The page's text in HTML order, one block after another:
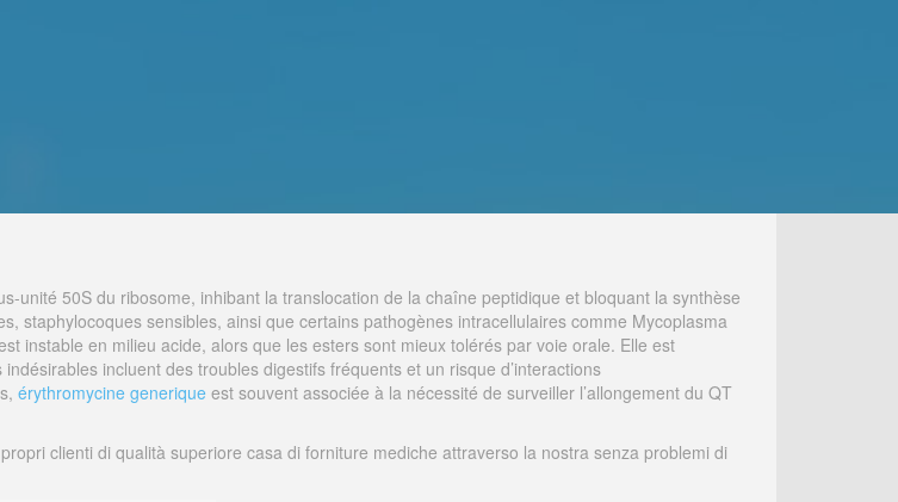
unité 50S du ribosome, inhibant la translocation de la chaîne peptidique et bloquant la synthèse
staphylocoques sensibles, ainsi que certains pathogènes intracellulaires comme Mycoplasma
instable en milieu acide, alors que les esters sont mieux tolérés par voie orale. Elle est
incluent des troubles digestifs fréquents et un risque d’interactions
érythromycine generique est souvent associée à la nécessité de surveiller l’allongement du QT
clienti di qualità superiore casa di forniture mediche attraverso la nostra senza problemi di